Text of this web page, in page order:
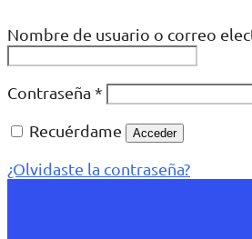
Nombre de usuario o correo
Contraseña *
Recuérdame
Acceder
¿Olvidaste la contraseña?